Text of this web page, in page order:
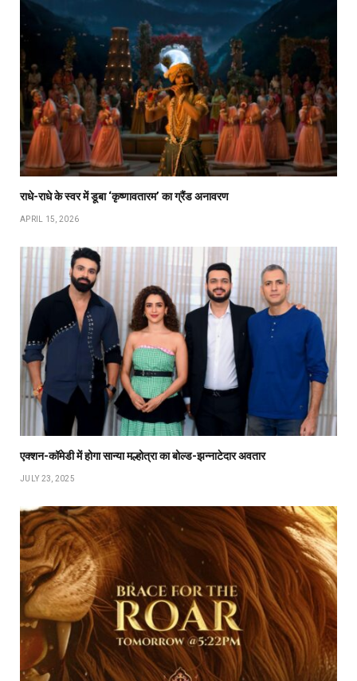
राधे-राधे के स्वर में डूबा ‘कृष्णावतारम’ का ग्रैंड अनावरण
APRIL 15, 2026
एक्शन-कॉमेडी में होगा सान्या मल्होत्रा का बोल्ड-झन्नाटेदार अवतार
JULY 23, 2025